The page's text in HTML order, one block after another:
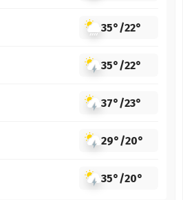
35°/22°
35°/22°
37°/23°
29°/20°
35°/20°